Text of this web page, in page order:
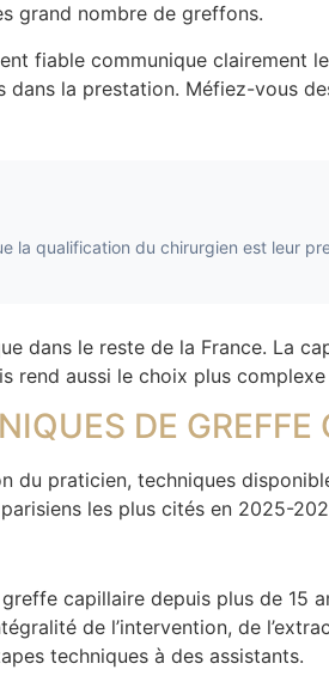
grand nombre de greffons.
fiable communique clairement
la prestation. Méfiez-vous
qualification du chirurgien est leur
dans le reste de la France. La
rend aussi le choix plus
DE
du praticien, techniques
les plus cités en 2025-
capillaire depuis plus de 15
de l’intervention, de
techniques à des assistants.